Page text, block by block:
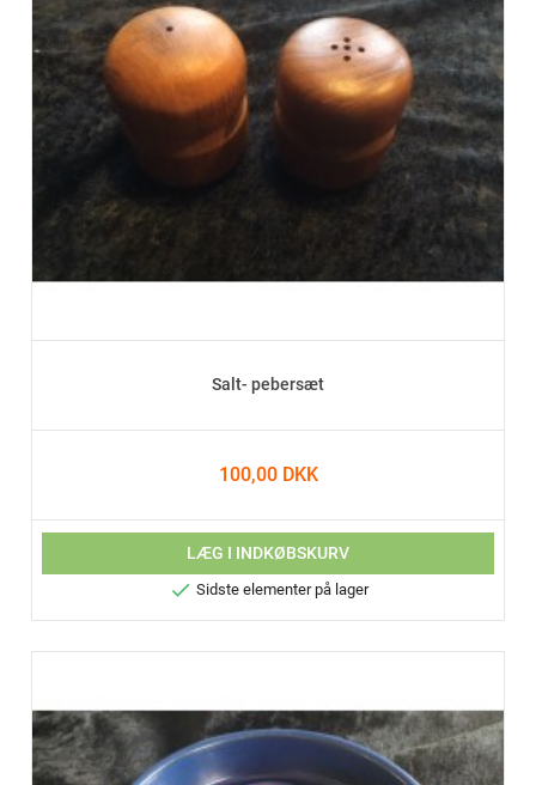
Salt- pebersæt
100,00 DKK
LÆG I INDKØBSKURV
 Sidste elementer på lager